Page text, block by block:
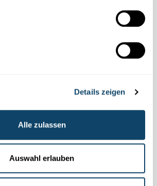
Details zeigen
Alle zulassen
Auswahl erlauben
Nachricht – mithilfe